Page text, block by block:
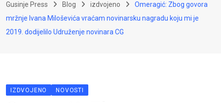
Vremeplov
Vjerski kutak
Gusinje Press Blog izdvojeno
Omeragić: Zbog govora
mržnje Ivana Miloševića vraćam novinarsku nagradu koju mi je
2019. dodijelilo Udruženje novinara CG
IZDVOJENO NOVOSTI